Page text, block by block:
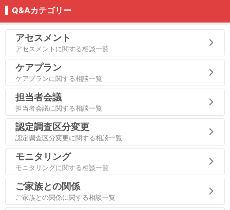
Q&Aカテゴリー
アセスメント
アセスメントに関する相談一覧
ケアプラン
ケアプランに関する相談一覧
担当者会議
担当者会議に関する相談一覧
認定調査区分変更
認定調査区分変更に関する相談一覧
モニタリング
モニタリングに関する相談一覧
ご家族との関係
ご家族との関係に関する相談一覧